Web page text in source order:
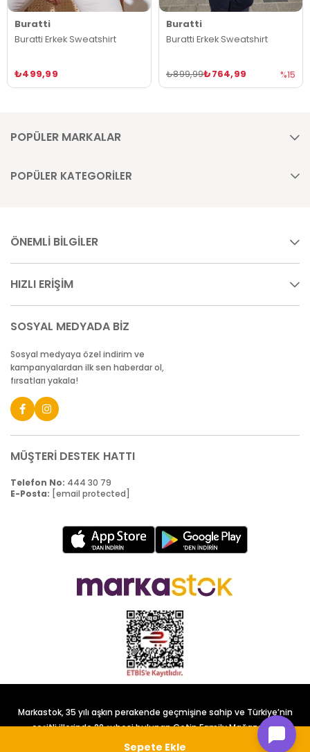
Buratti
Buratti Erkek Sweatshirt
₺499,99
Buratti
Buratti Erkek Sweatshirt
₺764,99
₺899,99 %15
POPÜLER MARKALAR
POPÜLER KATEGORİLER
ÖNEMLİ BİLGİLER
HIZLI ERİŞİM
SOSYAL MEDYADA BİZ
Sosyal medyaya özel indirim ve
kampanyalardan ilk sen haberdar ol,
fırsatları yakala!
MÜŞTERİ DESTEK HATTI
Telefon No: 444 30 79
E-Posta: [email protected]
Markastok, 35 yılı aşkın perakende geçmişine sahip ve Türkiye’nin
çeşitli illerinde 22 şubesi bulunan Çetin Family Mağazacılık
tarafından kurulmuştur.